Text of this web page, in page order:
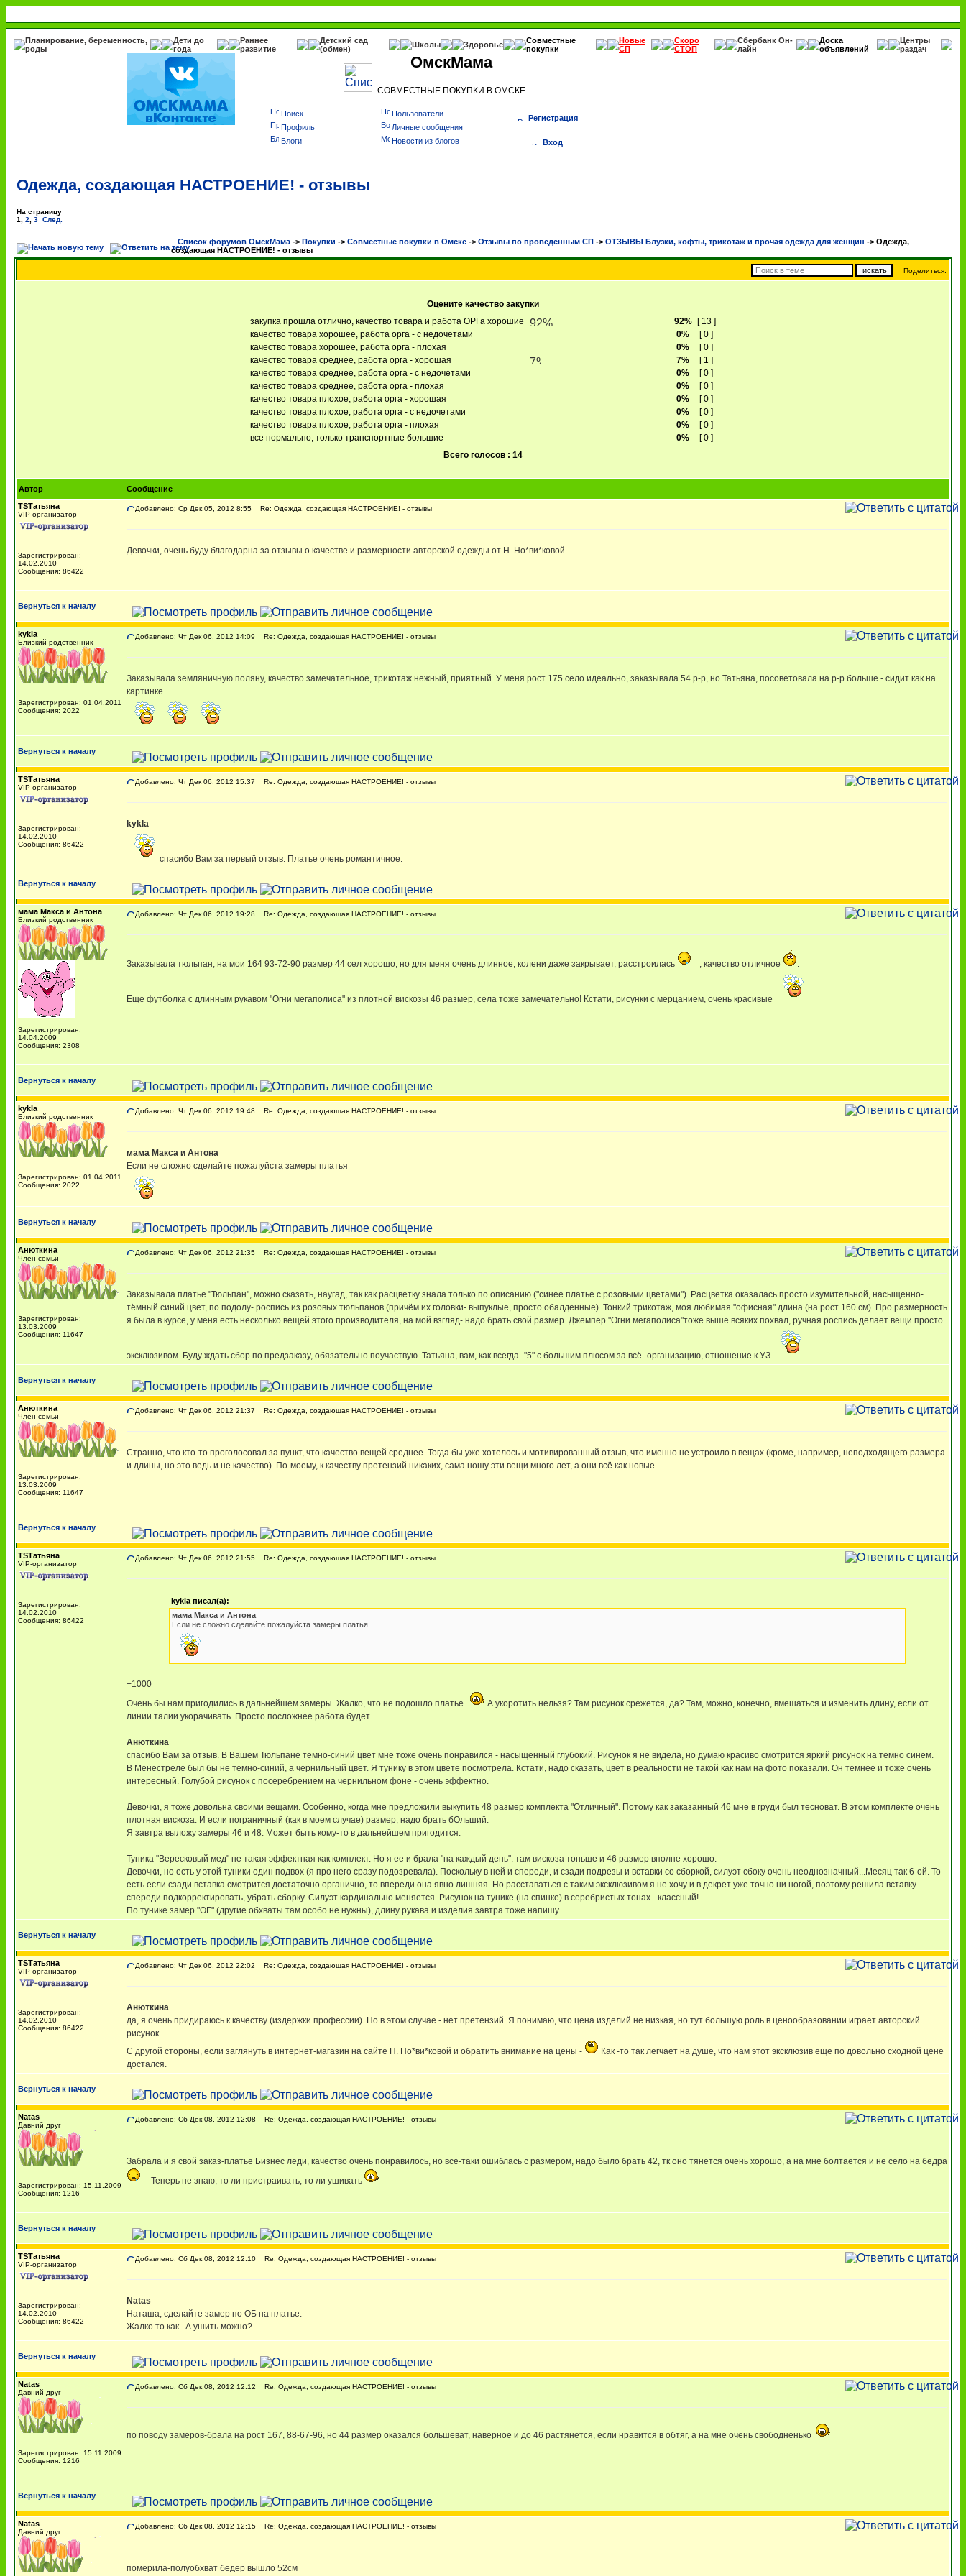
Планирование, беременность,
роды
Дети до
года
Раннее
развитие
Детский сад
(обмен)
Школы Здоровье
Совместные
покупки
Новые
СП
Скоро
СТОП
Сбербанк Он-
лайн
Доска
объявлений
Центры
раздач
ОмскМама
СОВМЕСТНЫЕ ПОКУПКИ В ОМСКЕ
Поиск
Пользователи
Профиль
Личные сообщения
Блоги
Новости из блогов
Регистрация
Вход
Одежда, создающая НАСТРОЕНИЕ! - отзывы
На страницу
1
2 3 След.
Список форумов ОмскМама -> Покупки -> Cовместные покупки в Омске -> Отзывы по проведенным СП -> ОТЗЫВЫ Блузки, кофты, трикотаж и прочая одежда для женщин -> Одежда,
создающая НАСТРОЕНИЕ! - отзывы
Поделиться:
Оцените качество закупки
закупка прошла отлично, качество товара и работа ОРГа хорошие
92% [ 13 ]
качество товара хорошее, работа орга - с недочетами
0%
[ 0 ]
качество товара хорошее, работа орга - плохая
0%
[ 0 ]
качество товара среднее, работа орга - хорошая
7%
[ 1 ]
качество товара среднее, работа орга - с недочетами
0%
[ 0 ]
качество товара среднее, работа орга - плохая
0%
[ 0 ]
качество товара плохое, работа орга - хорошая
0%
[ 0 ]
качество товара плохое, работа орга - с недочетами
0%
[ 0 ]
качество товара плохое, работа орга - плохая
0%
[ 0 ]
все нормально, только транспортные большие
0%
[ 0 ]
Всего голосов : 14
Автор
Сообщение
TSТатьяна
VIP-организатор
Зарегистрирован:
14.02.2010
Сообщения: 86422
Добавлено: Ср Дек 05, 2012 8:55 Re: Одежда, создающая НАСТРОЕНИЕ! - отзывы
Девочки, очень буду благодарна за отзывы о качестве и размерности авторской одежды от Н. Но*ви*ковой
Вернуться к началу
kykla
Близкий родственник
Зарегистрирован: 01.04.2011
Сообщения: 2022
Добавлено: Чт Дек 06, 2012 14:09 Re: Одежда, создающая НАСТРОЕНИЕ! - отзывы
Заказывала земляничную поляну, качество замечательное, трикотаж нежный, приятный. У меня рост 175 село идеально, заказывала 54 р-р, но Татьяна, посоветовала на р-р больше - сидит как на
картинке.
Вернуться к началу
TSТатьяна
VIP-организатор
Зарегистрирован:
14.02.2010
Сообщения: 86422
Добавлено: Чт Дек 06, 2012 15:37 Re: Одежда, создающая НАСТРОЕНИЕ! - отзывы
kykla
спасибо Вам за первый отзыв. Платье очень романтичное.
Вернуться к началу
мама Макса и Антона
Близкий родственник
Зарегистрирован:
14.04.2009
Сообщения: 2308
Добавлено: Чт Дек 06, 2012 19:28 Re: Одежда, создающая НАСТРОЕНИЕ! - отзывы
Заказывала тюльпан, на мои 164 93-72-90 размер 44 сел хорошо, но для меня очень длинное, колени даже закрывает, расстроилась , качество отличное .
Еще футболка с длинным рукавом "Огни мегаполиса" из плотной вискозы 46 размер, села тоже замечательно! Кстати, рисунки с мерцанием, очень красивые
Вернуться к началу
kykla
Близкий родственник
Зарегистрирован: 01.04.2011
Сообщения: 2022
Добавлено: Чт Дек 06, 2012 19:48 Re: Одежда, создающая НАСТРОЕНИЕ! - отзывы
мама Макса и Антона
Если не сложно сделайте пожалуйста замеры платья
Вернуться к началу
Анюткина
Член семьи
Зарегистрирован:
13.03.2009
Сообщения: 11647
Добавлено: Чт Дек 06, 2012 21:35 Re: Одежда, создающая НАСТРОЕНИЕ! - отзывы
Заказывала платье "Тюльпан", можно сказать, наугад, так как расцветку знала только по описанию ("синее платье с розовыми цветами"). Расцветка оказалась просто изумительной, насыщенно-
тёмный синий цвет, по подолу- роспись из розовых тюльпанов (причём их головки- выпуклые, просто обалденные). Тонкий трикотаж, моя любимая "офисная" длина (на рост 160 см). Про размерность
я была в курсе, у меня есть несколько вещей этого производителя, на мой взгляд- надо брать свой размер. Джемпер "Огни мегаполиса"тоже выше всяких похвал, ручная роспись делает вещи просто
эксклюзивом. Буду ждать сбор по предзаказу, обязательно поучаствую. Татьяна, вам, как всегда- "5" с большим плюсом за всё- организацию, отношение к УЗ
Вернуться к началу
Анюткина
Член семьи
Зарегистрирован:
13.03.2009
Сообщения: 11647
Добавлено: Чт Дек 06, 2012 21:37 Re: Одежда, создающая НАСТРОЕНИЕ! - отзывы
Странно, что кто-то проголосовал за пункт, что качество вещей среднее. Тогда бы уже хотелось и мотивированный отзыв, что именно не устроило в вещах (кроме, например, неподходящего размера
и длины, но это ведь и не качество). По-моему, к качеству претензий никаких, сама ношу эти вещи много лет, а они всё как новые...
Вернуться к началу
TSТатьяна
VIP-организатор
Зарегистрирован:
14.02.2010
Сообщения: 86422
Добавлено: Чт Дек 06, 2012 21:55 Re: Одежда, создающая НАСТРОЕНИЕ! - отзывы
kykla писал(а):
мама Макса и Антона
Если не сложно сделайте пожалуйста замеры платья
+1000
Очень бы нам пригодились в дальнейшем замеры. Жалко, что не подошло платье.
А укоротить нельзя? Там рисунок срежется, да? Там, можно, конечно, вмешаться и изменить длину, если от
линии талии укорачивать. Просто посложнее работа будет...
Анюткина
спасибо Вам за отзыв. В Вашем Тюльпане темно-синий цвет мне тоже очень понравился - насыщенный глубокий. Рисунок я не видела, но думаю красиво смотрится яркий рисунок на темно синем.
В Менестреле был бы не темно-синий, а чернильный цвет. Я тунику в этом цвете посмотрела. Кстати, надо сказать, цвет в реальности не такой как нам на фото показали. Он темнее и тоже очень
интересный. Голубой рисунок с посеребрением на чернильном фоне - очень эффектно.
Девочки, я тоже довольна своими вещами. Особенно, когда мне предложили выкупить 48 размер комплекта "Отличный". Потому как заказанный 46 мне в груди был тесноват. В этом комплекте очень
плотная вискоза. И если пограничный (как в моем случае) размер, надо брать бОльший.
Я завтра выложу замеры 46 и 48. Может быть кому-то в дальнейшем пригодится.
Туника "Вересковый мед" не такая эффектная как комплект. Но я ее и брала "на каждый день". там вискоза тоньше и 46 размер вполне хорошо.
Девочки, но есть у этой туники один подвох (я про него сразу подозревала). Поскольку в ней и спереди, и сзади подрезы и вставки со сборкой, силуэт сбоку очень неоднозначный...Месяц так 6-ой. То
есть если сзади вставка смотрится достаточно органично, то впереди она явно лишняя. Но расставаться с таким эксклюзивом я не хочу и в декрет уже точно ни ногой, поэтому решила вставку
спереди подкорректировать, убрать сборку. Силуэт кардинально меняется. Рисунок на тунике (на спинке) в серебристых тонах - классный!
По тунике замер "ОГ" (другие обхваты там особо не нужны), длину рукава и изделия завтра тоже напишу.
Вернуться к началу
TSТатьяна
VIP-организатор
Зарегистрирован:
14.02.2010
Сообщения: 86422
Добавлено: Чт Дек 06, 2012 22:02 Re: Одежда, создающая НАСТРОЕНИЕ! - отзывы
Анюткина
да, я очень придираюсь к качеству (издержки профессии). Но в этом случае - нет претензий. Я понимаю, что цена изделий не низкая, но тут большую роль в ценообразовании играет авторский
рисунок.
С другой стороны, если заглянуть в интернет-магазин на сайте Н. Но*ви*ковой и обратить внимание на цены -
Как -то так легчает на душе, что нам этот эксклюзив еще по довольно сходной цене
достался.
Вернуться к началу
Natas
Давний друг
Зарегистрирован: 15.11.2009
Сообщения: 1216
Добавлено: Сб Дек 08, 2012 12:08 Re: Одежда, создающая НАСТРОЕНИЕ! - отзывы
Забрала и я свой заказ-платье Бизнес леди, качество очень понравилось, но все-таки ошиблась с размером, надо было брать 42, тк оно тянется очень хорошо, а на мне болтается и не село на бедра
Теперь не знаю, то ли пристраивать, то ли ушивать
Вернуться к началу
TSТатьяна
VIP-организатор
Зарегистрирован:
14.02.2010
Сообщения: 86422
Добавлено: Сб Дек 08, 2012 12:10 Re: Одежда, создающая НАСТРОЕНИЕ! - отзывы
Natas
Наташа, сделайте замер по ОБ на платье.
Жалко то как...А ушить можно?
Вернуться к началу
Natas
Давний друг
Зарегистрирован: 15.11.2009
Сообщения: 1216
Добавлено: Сб Дек 08, 2012 12:12 Re: Одежда, создающая НАСТРОЕНИЕ! - отзывы
по поводу замеров-брала на рост 167, 88-67-96, но 44 размер оказался большеват, наверное и до 46 растянется, если нравится в обтяг, а на мне очень свободненько
Вернуться к началу
Natas
Давний друг
Добавлено: Сб Дек 08, 2012 12:15 Re: Одежда, создающая НАСТРОЕНИЕ! - отзывы
померила-полуобхват бедер вышло 52см